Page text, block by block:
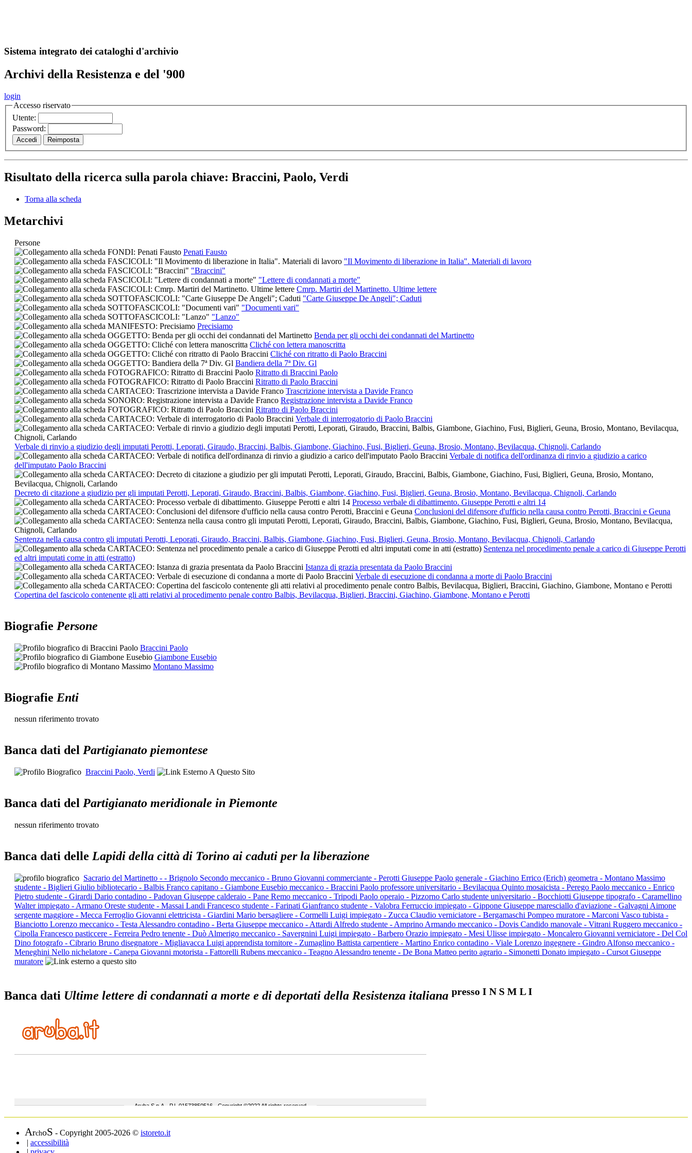
Sistema integrato dei cataloghi d'archivio
Archivi della Resistenza e del '900
login
Accesso riservato
Utente:
Password:
Risultato della ricerca sulla parola chiave: Braccini, Paolo, Verdi
Torna alla scheda
Metarchivi
Persone
Penati Fausto
"Il Movimento di liberazione in Italia". Materiali di lavoro
"Braccini"
"Lettere di condannati a morte"
Cmrp. Martiri del Martinetto. Ultime lettere
"Carte Giuseppe De Angeli"; Caduti
"Documenti vari"
"Lanzo"
Precisiamo
Benda per gli occhi dei condannati del Martinetto
Cliché con lettera manoscritta
Cliché con ritratto di Paolo Braccini
Bandiera della 7ª Div. Gl
Ritratto di Braccini Paolo
Ritratto di Paolo Braccini
Trascrizione intervista a Davide Franco
Registrazione intervista a Davide Franco
Ritratto di Paolo Braccini
Verbale di interrogatorio di Paolo Braccini
Verbale di rinvio a giudizio degli imputati Perotti, Leporati, Giraudo, Braccini, Balbis, Giambone, Giachino, Fusi, Biglieri, Geuna, Brosio, Montano, Bevilacqua, Chignoli, Carlando
Verbale di notifica dell'ordinanza di rinvio a giudizio a carico
dell'imputato Paolo Braccini
Decreto di citazione a giudizio per gli imputati Perotti, Leporati, Giraudo, Braccini, Balbis, Giambone, Giachino, Fusi, Biglieri, Geuna, Brosio, Montano, Bevilacqua, Chignoli, Carlando
Processo verbale di dibattimento. Giuseppe Perotti e altri 14
Conclusioni del difensore d'ufficio nella causa contro Perotti, Braccini e Geuna
Sentenza nella causa contro gli imputati Perotti, Leporati, Giraudo, Braccini, Balbis, Giambone, Giachino, Fusi, Biglieri, Geuna, Brosio, Montano, Bevilacqua, Chignoli, Carlando
Sentenza nel procedimento penale a carico di Giuseppe Perotti
ed altri imputati come in atti (estratto)
Istanza di grazia presentata da Paolo Braccini
Verbale di esecuzione di condanna a morte di Paolo Braccini
Copertina del fascicolo contenente gli atti relativi al procedimento penale contro Balbis, Bevilacqua, Biglieri, Braccini, Giachino, Giambone, Montano e Perotti
Biografie Persone
Braccini Paolo
Giambone Eusebio
Montano Massimo
Biografie Enti
nessun riferimento trovato
Banca dati del Partigianato piemontese
Braccini Paolo, Verdi
Banca dati del Partigianato meridionale in Piemonte
nessun riferimento trovato
Banca dati delle Lapidi della città di Torino ai caduti per la liberazione
Sacrario del Martinetto - - Brignolo Secondo meccanico - Bruno Giovanni commerciante - Perotti Giuseppe Paolo generale - Giachino Errico (Erich) geometra - Montano Massimo
studente - Biglieri Giulio bibliotecario - Balbis Franco capitano - Giambone Eusebio meccanico - Braccini Paolo professore universitario - Bevilacqua Quinto mosaicista - Perego Paolo meccanico - Enrico
Pietro studente - Girardi Dario contadino - Padovan Giuseppe calderaio - Pane Remo meccanico - Tripodi Paolo operaio - Pizzorno Carlo studente universitario - Bocchiotti Giuseppe tipografo - Caramellino
Walter impiegato - Armano Oreste studente - Massai Landi Francesco studente - Farinati Gianfranco studente - Valobra Ferruccio impiegato - Gippone Giuseppe maresciallo d'aviazione - Galvagni Aimone
sergente maggiore - Mecca Ferroglio Giovanni elettricista - Giardini Mario bersagliere - Cormelli Luigi impiegato - Zucca Claudio verniciatore - Bergamaschi Pompeo muratore - Marconi Vasco tubista -
Bianciotto Lorenzo meccanico - Testa Alessandro contadino - Berta Giuseppe meccanico - Attardi Alfredo studente - Amprino Armando meccanico - Dovis Candido manovale - Vitrani Ruggero meccanico -
Cipolla Francesco pasticcere - Ferreira Pedro tenente - Duò Almerigo meccanico - Savergnini Luigi impiegato - Barbero Orazio impiegato - Mesi Ulisse impiegato - Moncalero Giovanni verniciatore - Del Col
Dino fotografo - Cibrario Bruno disegnatore - Migliavacca Luigi apprendista tornitore - Zumaglino Battista carpentiere - Martino Enrico contadino - Viale Lorenzo ingegnere - Gindro Alfonso meccanico -
Meneghini Nello nichelatore - Canepa Giovanni motorista - Fattorelli Rubens meccanico - Teagno Alessandro tenente - De Bona Matteo perito agrario - Simonetti Donato impiegato - Cursot Giuseppe
muratore
Banca dati Ultime lettere di condannati a morte e di deportati della Resistenza italiana presso I N S M L I
ArchoS - Copyright 2005-2026 © istoreto.it
| accessibilità